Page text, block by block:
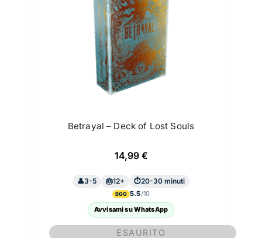
Betrayal – Deck of Lost Souls
14,99 €
3-5 12+ 20-30 minuti
BGG 5.5
Avvisami su WhatsApp